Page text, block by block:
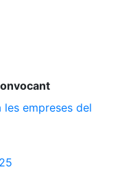
empreses del